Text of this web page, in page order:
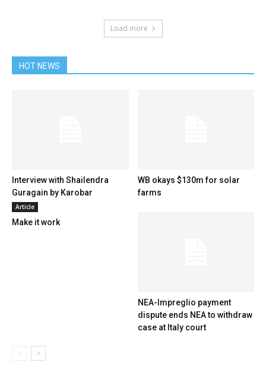
Load more
HOT NEWS
Interview with Shailendra
Guragain by Karobar
WB okays $130m for solar
farms
Article
Make it work
NEA-Impreglio payment
dispute ends NEA to withdraw
case at Italy court